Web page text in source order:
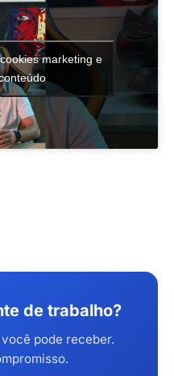
marketing e
de trabalho?
pode receber.